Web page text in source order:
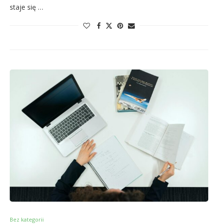
staje się …
Bez kategorii